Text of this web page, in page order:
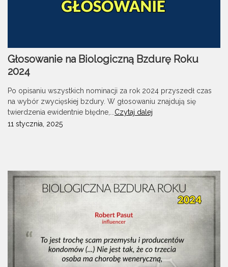
Głosowanie na Biologiczną Bzdurę Roku
2024
Po opisaniu wszystkich nominacji za rok 2024 przyszedł czas
na wybór zwycięskiej bzdury. W głosowaniu znajdują się
twierdzenia ewidentnie błędne,... Czytaj dalej
11 stycznia, 2025